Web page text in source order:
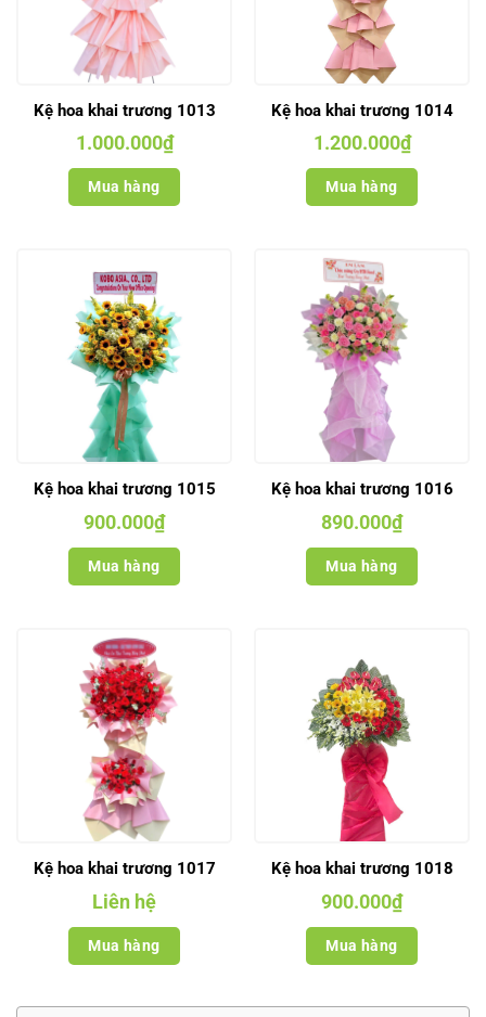
Kệ hoa khai trương 1013
1.000.000₫
Mua hàng
Kệ hoa khai trương 1014
1.200.000₫
Mua hàng
Kệ hoa khai trương 1015
900.000₫
Mua hàng
Kệ hoa khai trương 1016
890.000₫
Mua hàng
Kệ hoa khai trương 1017
Liên hệ
Mua hàng
Kệ hoa khai trương 1018
900.000₫
Mua hàng